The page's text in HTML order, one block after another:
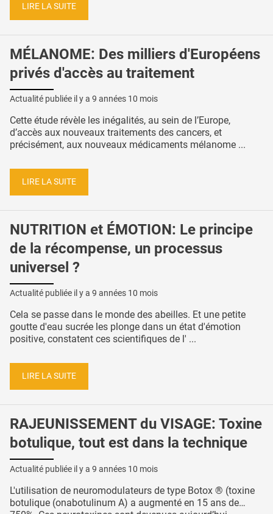
LIRE LA SUITE
MÉLANOME: Des milliers d'Européens
privés d'accès au traitement
Actualité publiée il y a 9 années 10 mois
Cette étude révèle les inégalités, au sein de l’Europe,
d’accès aux nouveaux traitements des cancers, et
précisément, aux nouveaux médicaments mélanome ...
LIRE LA SUITE
NUTRITION et ÉMOTION: Le principe
de la récompense, un processus
universel ?
Actualité publiée il y a 9 années 10 mois
Cela se passe dans le monde des abeilles. Et une petite
goutte d'eau sucrée les plonge dans un état d'émotion
positive, constatent ces scientifiques de l' ...
LIRE LA SUITE
RAJEUNISSEMENT du VISAGE: Toxine
botulique, tout est dans la technique
Actualité publiée il y a 9 années 10 mois
L'utilisation de neuromodulateurs de type Botox ® (toxine
botulique (onabotulinum A) a augmenté en 15 ans de…